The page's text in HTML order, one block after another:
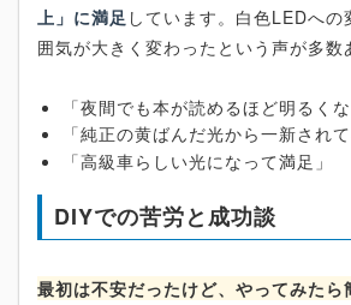
上」に満足 しています。白色LEDへ
囲気が大きく変わったという声が多数
「夜間でも本が読めるほど明るくな
「純正の黄ばんだ光から一新されて
「高級車らしい光になって満足」
DIYでの苦労と成功談
最初は不安だったけど、やってみたら